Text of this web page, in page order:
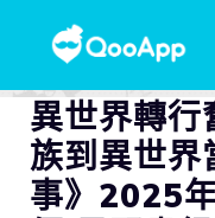
異世界轉行
族到異世界
事》2025